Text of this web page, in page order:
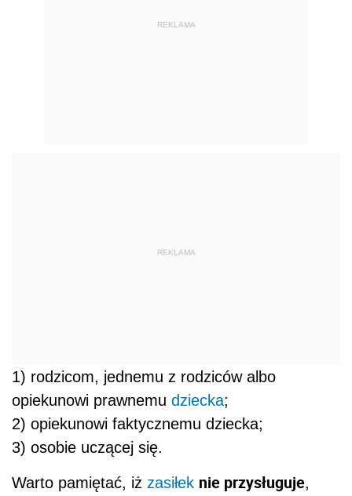
REKLAMA
REKLAMA
1) rodzicom, jednemu z rodziców albo
opiekunowi prawnemu dziecka;
2) opiekunowi faktycznemu dziecka;
3) osobie uczącej się.
Warto pamiętać, iż zasiłek nie przysługuje,